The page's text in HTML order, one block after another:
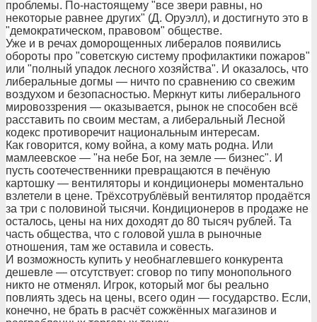
проблемы. По-настоящему "все звери равны, но
некоторые равнее других" (Д. Оруэлл), и достигнуто это в
"демократическом, правовом" обществе.
Уже и в речах доморощенных либералов появились
обороты про "советскую систему профилактики пожаров"
или "полный упадок лесного хозяйства". И оказалось, что
либеральные догмы — ничто по сравнению со свежим
воздухом и безопасностью. Меркнут киты либерального
мировоззрения — оказывается, рынок не способен всё
расставить по своим местам, а либеральный Лесной
кодекс противоречит национальным интересам.
Как говорится, кому война, а кому мать родна. Или
мамлеевское — "на небе Бог, на земле — бизнес". И
пусть соотечественники превращаются в печёную
картошку — вентиляторы и кондиционеры моментально
взлетели в цене. Трёхсотрублёвый вентилятор продаётся
за три с половиной тысячи. Кондиционеров в продаже не
осталось, цены на них доходят до 80 тысяч рублей. Та
часть общества, что с головой ушла в рыночные
отношения, там же оставила и совесть.
И возможность купить у необнаглевшего конкурента
дешевле — отсутствует: сговор по типу монопольного
никто не отменял. Игрок, который мог бы реально
повлиять здесь на цены, всего один — государство. Если,
конечно, не брать в расчёт сожжённых магазинов и